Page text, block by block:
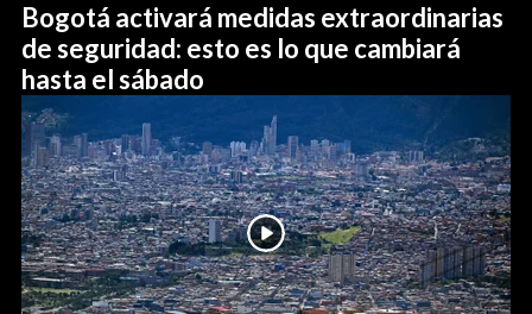
Bogotá activará medidas extraordinarias
de seguridad: esto es lo que cambiará
hasta el sábado